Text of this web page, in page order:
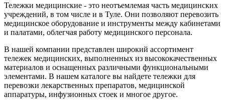
Тележки медицинские - это неотъемлемая часть медицинских
учреждений, в том числе и в Туле. Они позволяют перевозить
медицинское оборудование и инструменты между кабинетами
и палатами, облегчая работу медицинского персонала.
В нашей компании представлен широкий ассортимент
тележек медицинских, выполненных из высококачественных
материалов и оснащенных различными функциональными
элементами. В нашем каталоге вы найдете тележки для
перевозки лекарственных препаратов, медицинской
аппаратуры, инфузионных стоек и многое другое.